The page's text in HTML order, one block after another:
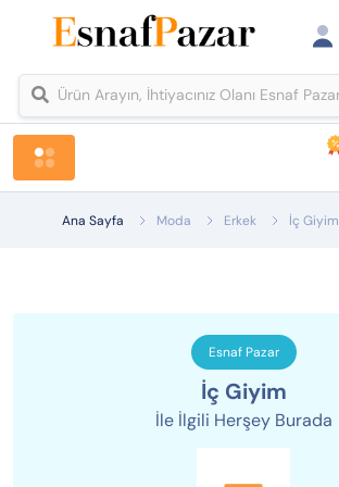
Tüm Kategoriler
Ana Sayfa Moda Erkek İç Giyim
Esnaf Pazar
İç Giyim
İle İlgili Herşey Burada